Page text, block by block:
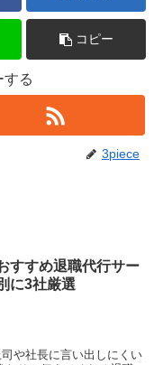
コピー
する
3piece
すすめ退職代行サー
に3社厳選
や社長に言い出しにくい